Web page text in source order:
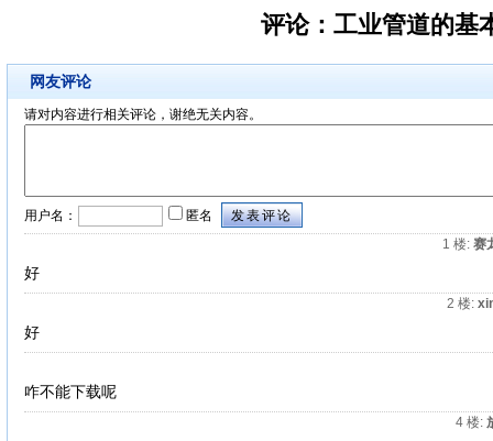
评论： 工业管道的基
网友评论
请对内容进行相关评论，谢绝无关内容。
用户名：
匿名
1 楼: 赛
好
2 楼:
好
咋不能下载呢
4 楼: